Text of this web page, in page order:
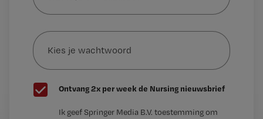
je
mailadres?
Kies
je
wachtwoord
G
e
Ontvang 2x per week de Nursing nieuwsbrief
Ik geef Springer Media B.V. toestemming om